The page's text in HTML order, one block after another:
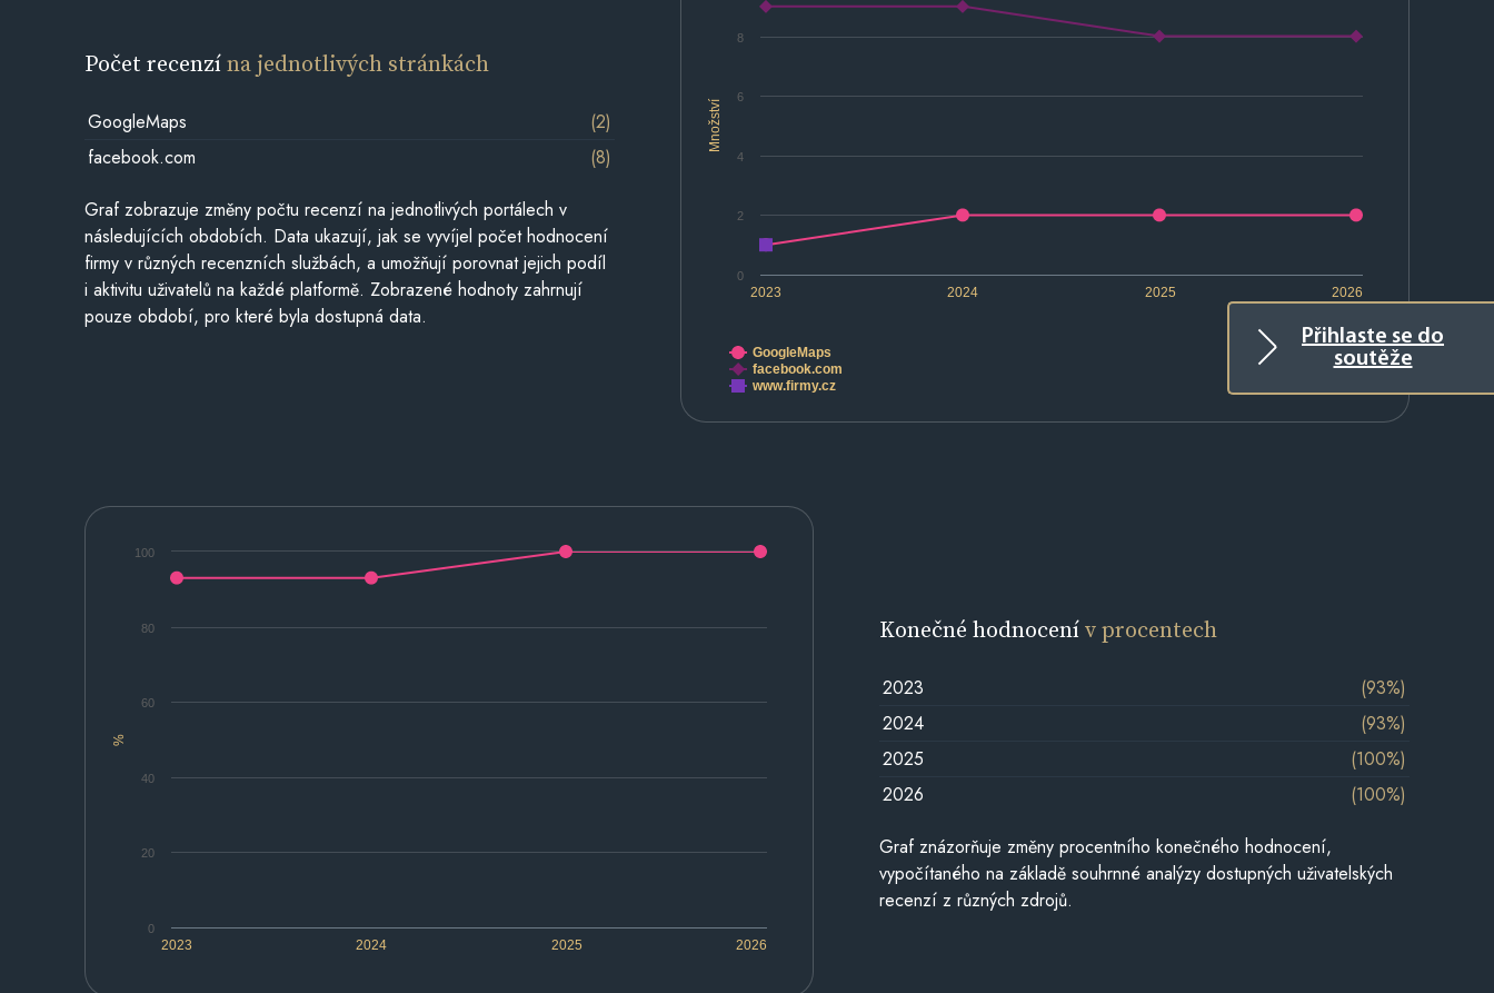
Přihlaste se do
soutěže
Množství
2023 2024 2025 2026
0
2
4
6
8
GoogleMaps
facebook.com
www.firmy.cz
Počet recenzína jednotlivých stránkách
GoogleMaps
(2)
facebook.com
(8)
Graf zobrazuje změny počtu recenzí na jednotlivých portálech v
následujících obdobích. Data ukazují, jak se vyvíjel počet hodnocení
firmy v různých recenzních službách, a umožňují porovnat jejich podíl
i aktivitu uživatelů na každé platformě. Zobrazené hodnoty zahrnují
pouze období, pro které byla dostupná data.
%
2023 2024 2025 2026
0
20
40
60
80
100
Konečné hodnocenív procentech
2023
(93%)
2024
(93%)
2025
(100%)
2026
(100%)
Graf znázorňuje změny procentního konečného hodnocení,
vypočítaného na základě souhrnné analýzy dostupných uživatelských
recenzí z různých zdrojů.